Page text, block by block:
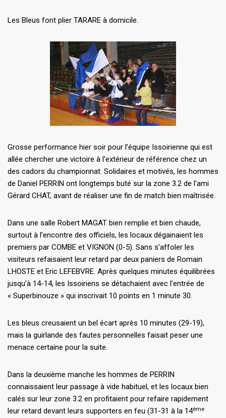
Les Bleus font plier TARARE à domicile.
Grosse performance hier soir pour l’équipe Issoirienne qui est
allée chercher une victoire à l’extérieur de référence chez un
des cadors du championnat. Solidaires et motivés, les hommes
de Daniel PERRIN ont longtemps buté sur la zone 3.2 de l’ami
Gérard CHAT, avant de réaliser une fin de match bien maîtrisée.
Dans une salle Robert MAGAT bien remplie et bien chaude,
surtout à l’encontre des officiels, les locaux dégainaient les
premiers par COMBE et VIGNON (0-5). Sans s’affoler les
visiteurs refaisaient leur retard par deux paniers de Romain
LHOSTE et Eric LEFEBVRE. Après quelques minutes équilibrées
jusqu’à 14-14, les Issoiriens se détachaient avec l’entrée de
« Superbinouze » qui inscrivait 10 points en 1 minute 30.
Les bleus creusaient un bel écart après 10 minutes (29-19),
mais la guirlande des fautes personnelles faisait peser une
menace certaine pour la suite.
Dans la deuxième manche les hommes de PERRIN
connaissaient leur passage à vide habituel, et les locaux bien
calés sur leur zone 3.2 en profitaient pour refaire rapidement
leur retard devant leurs supporters en feu (31-31 à la 14ème